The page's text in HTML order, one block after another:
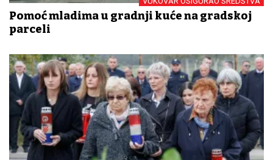
Pomoć mladima u gradnji kuće na gradskoj
parceli